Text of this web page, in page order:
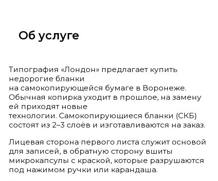
Об услуге
Типография «Лондон» предлагает купить
недорогие бланки
на самокопирующейся бумаге в Воронеже.
Обычная копирка уходит в прошлое, на замену
ей приходят новые
технологии. Самокопирующиеся бланки (СКБ)
состоят из 2–3 слоёв и изготавливаются на заказ.
Лицевая сторона первого листа служит основой
для записей, в обратную сторону вшиты
микрокапсулы с краской, которые разрушаются
под нажимом ручки или карандаша.